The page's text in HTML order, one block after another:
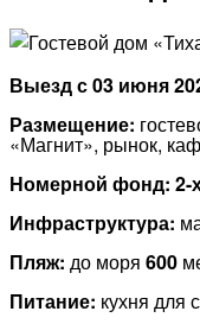
Выезд с 03 июня
Размещение:
«Магнит», рынок,
Номерной фонд: 2-
Инфраструктура:
Пляж: до моря 600
Питание: кухня для